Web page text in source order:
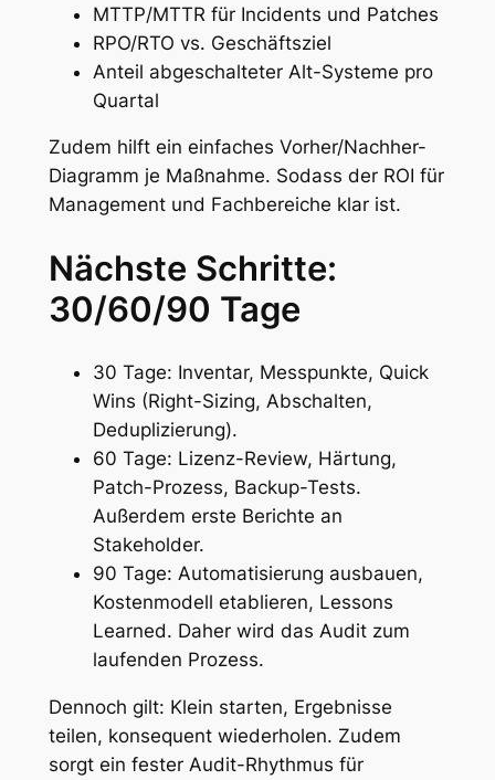
MTTP/MTTR für Incidents und Patches
RPO/RTO vs. Geschäftsziel
Anteil abgeschalteter Alt-Systeme pro
Quartal
Zudem hilft ein einfaches Vorher/Nachher-
Diagramm je Maßnahme. Sodass der ROI für
Management und Fachbereiche klar ist.
Nächste Schritte:
30/60/90 Tage
30 Tage: Inventar, Messpunkte, Quick
Wins (Right-Sizing, Abschalten,
Deduplizierung).
60 Tage: Lizenz-Review, Härtung,
Patch-Prozess, Backup-Tests.
Außerdem erste Berichte an
Stakeholder.
90 Tage: Automatisierung ausbauen,
Kostenmodell etablieren, Lessons
Learned. Daher wird das Audit zum
laufenden Prozess.
Dennoch gilt: Klein starten, Ergebnisse
teilen, konsequent wiederholen. Zudem
sorgt ein fester Audit-Rhythmus für